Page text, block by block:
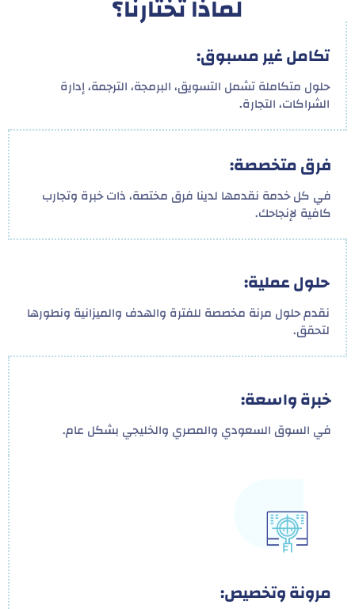
لماذا تختارنا؟
تكامل غير مسبوق:
حلول متكاملة تشمل التسويق، البرمجة، الترجمة، إدارة
الشراكات، التجارة.
فرق متخصصة:
في كل خدمة نقدمها لدينا فرق مختصة، ذات خبرة وتجارب
كافية لإنجاحك.
حلول عملية:
نقدم حلول مرنة مخصصة للفترة والهدف والميزانية ونطورها
لتحقق.
خبرة واسعة:
في السوق السعودي والمصري والخليجي بشكل عام.
مرونة وتخصيص: